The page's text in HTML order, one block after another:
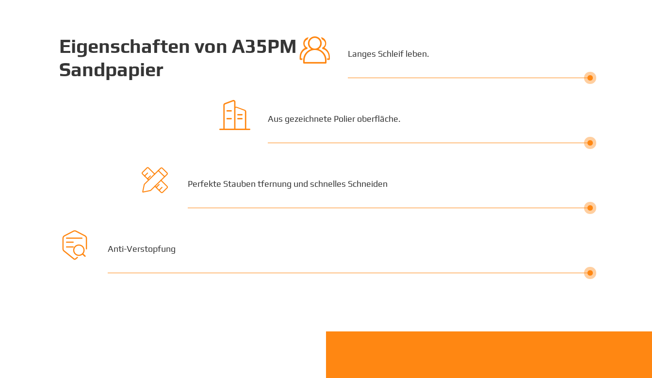
Eigenschaften von A35PM
Sandpapier
 Langes Schleif leben.
 Aus gezeichnete Polier oberfläche.
 Perfekte Stauben tfernung und schnelles Schneiden
 Anti-Verstopfung